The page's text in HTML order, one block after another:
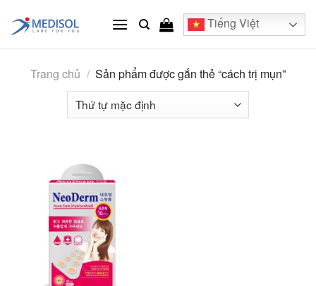
content
Tiếng Việt
Trang chủ / Sản phẩm được gắn thẻ “cách trị mụn”